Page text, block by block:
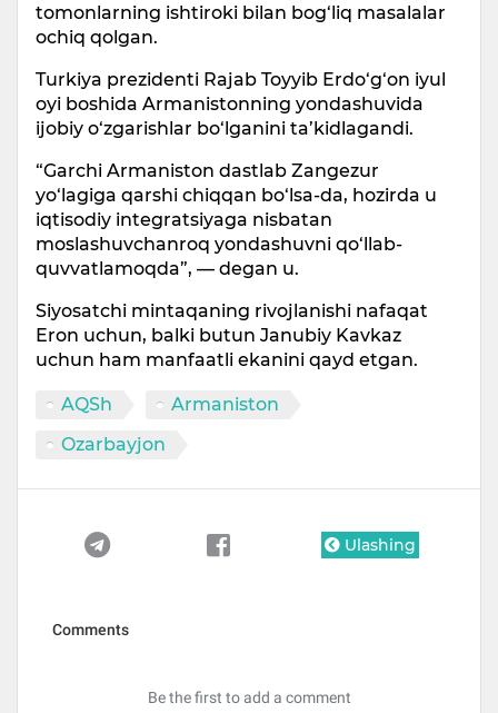
tomonlarning ishtiroki bilan bog‘liq masalalar
ochiq qolgan.
Turkiya prezidenti Rajab Toyyib Erdo‘g‘on iyul
oyi boshida Armanistonning yondashuvida
ijobiy o‘zgarishlar bo‘lganini ta’kidlagandi.
“Garchi Armaniston dastlab Zangezur
yo‘lagiga qarshi chiqqan bo‘lsa-da, hozirda u
iqtisodiy integratsiyaga nisbatan
moslashuvchanroq yondashuvni qo‘llab-
quvvatlamoqda”, — degan u.
Siyosatchi mintaqaning rivojlanishi nafaqat
Eron uchun, balki butun Janubiy Kavkaz
uchun ham manfaatli ekanini qayd etgan.
AQSh
Armaniston
Ozarbayjon
Ulashing